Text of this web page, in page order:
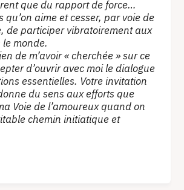
que du rapport de force…
qu’on aime et cesser, par voie de
de participer vibratoirement aux
monde.
de m’avoir « cherchée » sur ce
d’ouvrir avec moi le dialogue
essentielles. Votre invitation
du sens aux efforts que
Voie de l’amoureux quand on
chemin initiatique et